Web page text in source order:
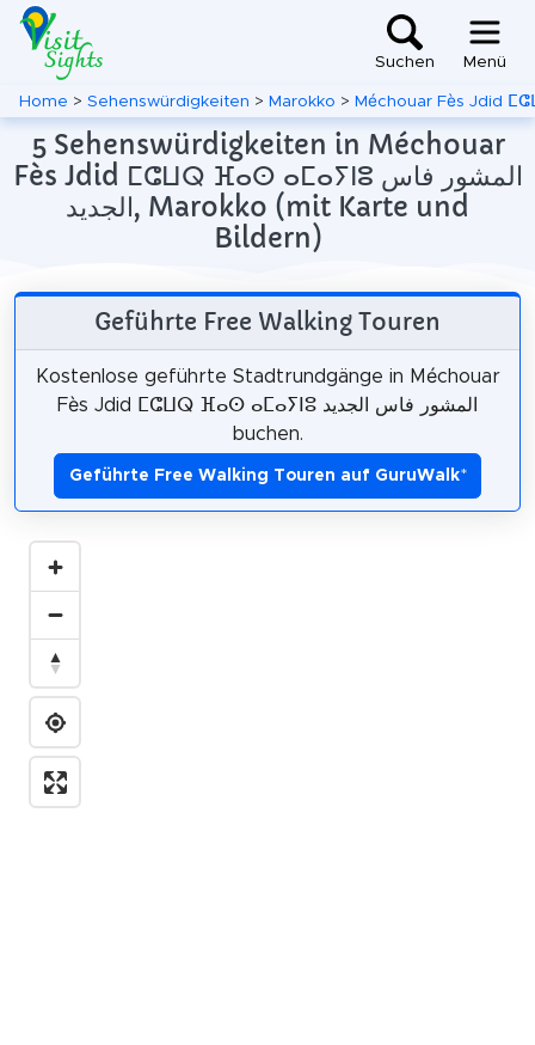
Suchen Menü
Home > Sehenswürdigkeiten > Marokko >
5 Sehenswürdigkeiten in Méchouar
Fès Jdid ⵎⵛⵡⵕ ⴼⴰⵙ ⴰⵎⴰⵢⵏⵓ المشور فاس
الجديد, Marokko (mit Karte und
Bildern)
Geführte Free Walking Touren
Kostenlose geführte Stadtrundgänge in Méchouar
Fès Jdid ⵎⵛⵡⵕ ⴼⴰⵙ ⴰⵎⴰⵢⵏⵓ المشور فاس الجديد
buchen.
Geführte Free Walking Touren auf GuruWalk*